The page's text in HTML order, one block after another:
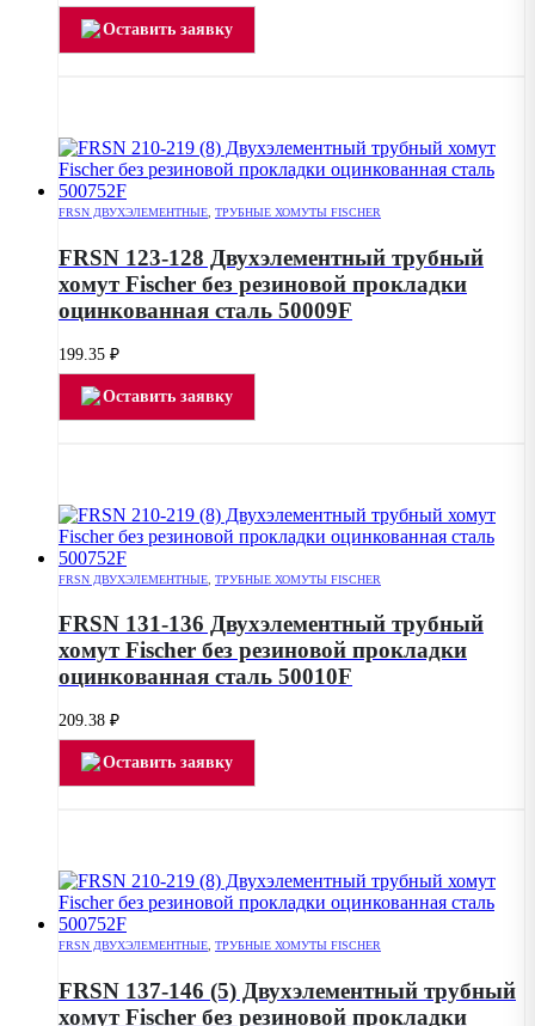
Оставить заявку
FRSN ДВУХЭЛЕМЕНТНЫЕ ТРУБНЫЕ ХОМУТЫ FISCHER
FRSN 123-128 Двухэлементный трубный
хомут Fischer без резиновой прокладки
оцинкованная сталь 50009F
199.35 ₽
Оставить заявку
FRSN ДВУХЭЛЕМЕНТНЫЕ ТРУБНЫЕ ХОМУТЫ FISCHER
FRSN 131-136 Двухэлементный трубный
хомут Fischer без резиновой прокладки
оцинкованная сталь 50010F
209.38 ₽
Оставить заявку
FRSN ДВУХЭЛЕМЕНТНЫЕ ТРУБНЫЕ ХОМУТЫ FISCHER
FRSN 137-146 (5) Двухэлементный трубный
хомут Fischer без резиновой прокладки